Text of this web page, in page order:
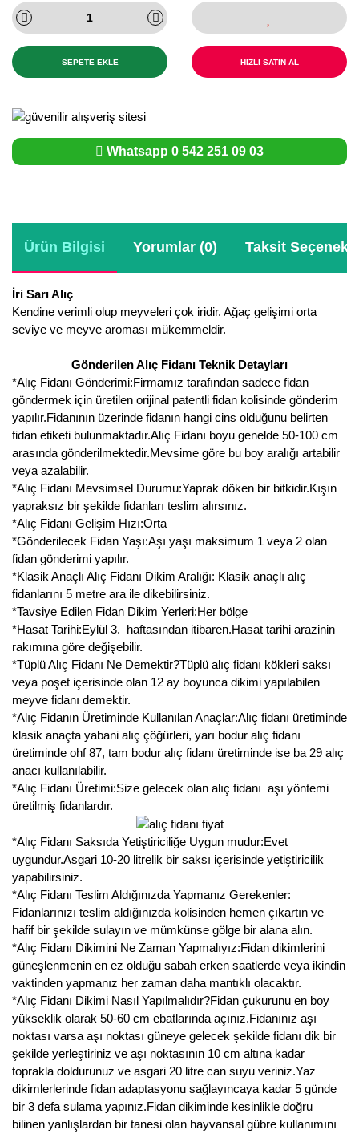
SEPETE EKLE HIZLI SATIN AL
Whatsapp 0 542 251 09 03
Ürün Bilgisi Yorumlar (0) Taksit
İri Sarı Alıç
Kendine verimli olup meyveleri çok iridir. Ağaç gelişimi orta
seviye ve meyve aroması mükemmeldir.
Gönderilen Alıç Fidanı Teknik Detayları
*Alıç Fidanı Gönderimi:Firmamız tarafından sadece fidan
göndermek için üretilen orijinal patentli fidan kolisinde gönderim
yapılır.Fidanının üzerinde fidanın hangi cins olduğunu belirten
fidan etiketi bulunmaktadır.Alıç Fidanı boyu genelde 50-100 cm
arasında gönderilmektedir.Mevsime göre bu boy aralığı artabilir
veya azalabilir.
*Alıç Fidanı Mevsimsel Durumu:Yaprak döken bir bitkidir.Kışın
yapraksız bir şekilde fidanları teslim alırsınız.
*Alıç Fidanı Gelişim Hızı:Orta
*Gönderilecek Fidan Yaşı:Aşı yaşı maksimum 1 veya 2 olan
fidan gönderimi yapılır.
*Klasik Anaçlı Alıç Fidanı Dikim Aralığı: Klasik anaçlı alıç
fidanlarını 5 metre ara ile dikebilirsiniz.
*Tavsiye Edilen Fidan Dikim Yerleri:Her bölge
*Hasat Tarihi:Eylül 3. haftasından itibaren.Hasat tarihi arazinin
rakımına göre değişebilir.
*Tüplü Alıç Fidanı Ne Demektir?Tüplü alıç fidanı kökleri saksı
veya poşet içerisinde olan 12 ay boyunca dikimi yapılabilen
meyve fidanı demektir.
*Alıç Fidanın Üretiminde Kullanılan Anaçlar:Alıç fidanı üretiminde
klasik anaçta yabani alıç çöğürleri, yarı bodur alıç fidanı
üretiminde ohf 87, tam bodur alıç fidanı üretiminde ise ba 29 alıç
anacı kullanılabilir.
*Alıç Fidanı Üretimi:Size gelecek olan alıç fidanı aşı yöntemi
üretilmiş fidanlardır.
*Alıç Fidanı Saksıda Yetiştiriciliğe Uygun mudur:Evet
uygundur.Asgari 10-20 litrelik bir saksı içerisinde yetiştiricilik
yapabilirsiniz.
*Alıç Fidanı Teslim Aldığınızda Yapmanız Gerekenler:
Fidanlarınızı teslim aldığınızda kolisinden hemen çıkartın ve
hafif bir şekilde sulayın ve mümkünse gölge bir alana alın.
*Alıç Fidanı Dikimini Ne Zaman Yapmalıyız:Fidan dikimlerini
güneşlenmenin en ez olduğu sabah erken saatlerde veya ikindin
vaktinden yapmanız her zaman daha mantıklı olacaktır.
*Alıç Fidanı Dikimi Nasıl Yapılmalıdır?Fidan çukurunu en boy
yükseklik olarak 50-60 cm ebatlarında açınız.Fidanınız aşı
noktası varsa aşı noktası güneye gelecek şekilde fidanı dik bir
şekilde yerleştiriniz ve aşı noktasının 10 cm altına kadar
toprakla doldurunuz ve asgari 20 litre can suyu veriniz.Yaz
dikimlerlerinde fidan adaptasyonu sağlayıncaya kadar 5 günde
bir 3 defa sulama yapınız.Fidan dikiminde kesinlikle doğru
bilinen yanlışlardan bir tanesi olan hayvansal gübre kullanımını